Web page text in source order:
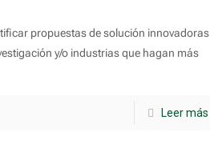
propuestas de solución innovadoras
y/o industrias que hagan más
Leer más